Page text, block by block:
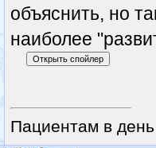
объяснить, но
наиболее
Пациентам в